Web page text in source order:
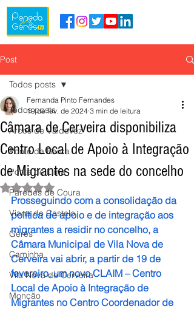
Post
Todos posts
Arcos de Valdevez
Ponte da Barca
Ponte de Lima
Paredes de Coura
Viana do Castelo
Gerês
Caminha
Vila Nova de Cerveira
Monção
Todos posts
Câmara de Cerveira disponibiliza
Centro Local de Apoio à Integração
de Migrantes na sede do concelho
Fernanda Pinto Fernandes
19 de fev. de 2024 3 min de leitura
Avaliado com NaN de 5 estrelas.
Prosseguindo com a consolidação da
política de apoio e de integração aos
migrantes a residir no concelho, a
Câmara Municipal de Vila Nova de
Cerveira vai abrir, a partir de 19 de
fevereiro, um novo CLAIM – Centro
Local de Apoio à Integração de
Migrantes no Centro Coordenador de